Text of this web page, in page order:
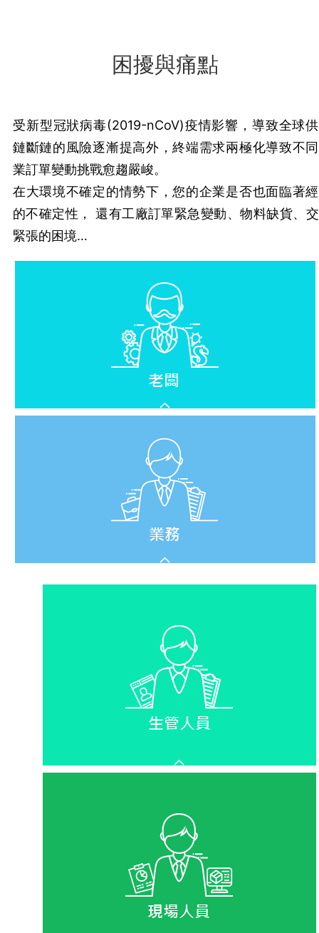
困擾與痛點
受新型冠狀病毒(2019-nCoV)疫情影響，導致全球
鏈斷鏈的風險逐漸提高外，終端需求兩極化導致不
業訂單變動挑戰愈趨嚴峻。
在大環境不確定的情勢下，您的企業是否也面臨著
的不確定性， 還有工廠訂單緊急變動、物料缺貨、
緊張的困境…
訂單不知道能不能準時交出來
如果違約!後續還接不接的到訂單阿…
明明答應客戶的交期， 卻又延誤造成客訴，影響
少量多樣又短交期,真是要人命
遇到緊急抽插單時，原來計畫已排好了，要
何重排影響最小？
排程都是用人工排，要考慮的條件多、現場
況又多變，造成排程與現場生產對不上...
少量多樣怎麼安排生產?